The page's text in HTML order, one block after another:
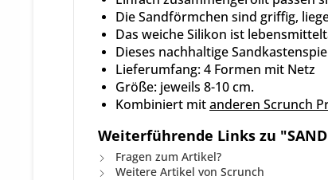
Die Sandförmchen sind griffig,
Das weiche Silikon ist
Dieses nachhaltige
Lieferumfang: 4 Formen mit Netz
Größe: jeweils 8-10 cm.
Kombiniert mitanderen Scrunch
Weiterführende Links zu
Fragen zum Artikel?
Weitere Artikel von Scrunch